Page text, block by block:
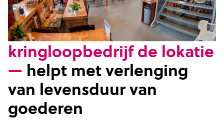
kringloopbedrijf de lokatie
— helpt met verlenging
van levensduur van
goederen